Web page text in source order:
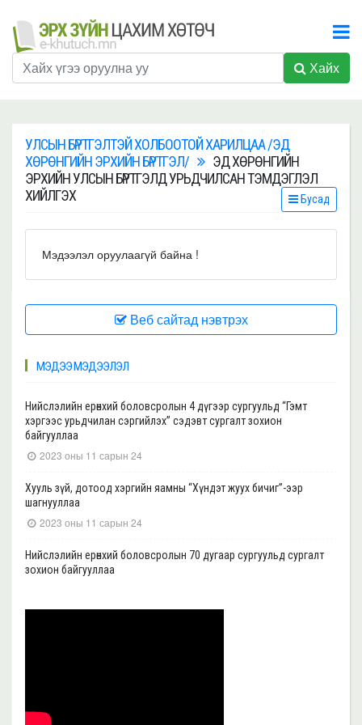
Хайх
УЛСЫН БҮРТГЭЛТЭЙ ХОЛБООТОЙ ХАРИЛЦАА /ЭД
ХӨРӨНГИЙН ЭРХИЙН БҮРТГЭЛ/
ЭД ХӨРӨНГИЙН
ЭРХИЙН УЛСЫН БҮРТГЭЛД УРЬДЧИЛСАН ТЭМДЭГЛЭЛ
ХИЙЛГЭХ
Бусад
Мэдээлэл оруулаагүй байна !
Веб сайтад нэвтрэх
МЭДЭЭ МЭДЭЭЛЭЛ
Нийслэлийн ерөнхий боловсролын 4 дүгээр сургуульд “Гэмт
хэргээс урьдчилан сэргийлэх” сэдэвт сургалт зохион
байгууллаа
2023 оны 11 сарын 24
Хууль зүй, дотоод хэргийн яамны “Хүндэт жуух бичиг”-ээр
шагнууллаа
2023 оны 11 сарын 24
Нийслэлийн ерөнхий боловсролын 70 дугаар сургуульд сургалт
зохион байгууллаа
байгууллаа